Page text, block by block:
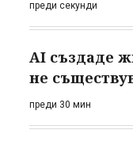
преди секунди
AI създаде
не
преди 30 мин